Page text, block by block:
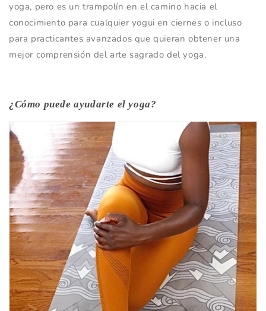
yoga, pero es un trampolín en el camino hacia el
conocimiento para cualquier yogui en ciernes o incluso
para practicantes avanzados que quieran obtener una
mejor comprensión del arte sagrado del yoga.
¿Cómo puede ayudarte el yoga?